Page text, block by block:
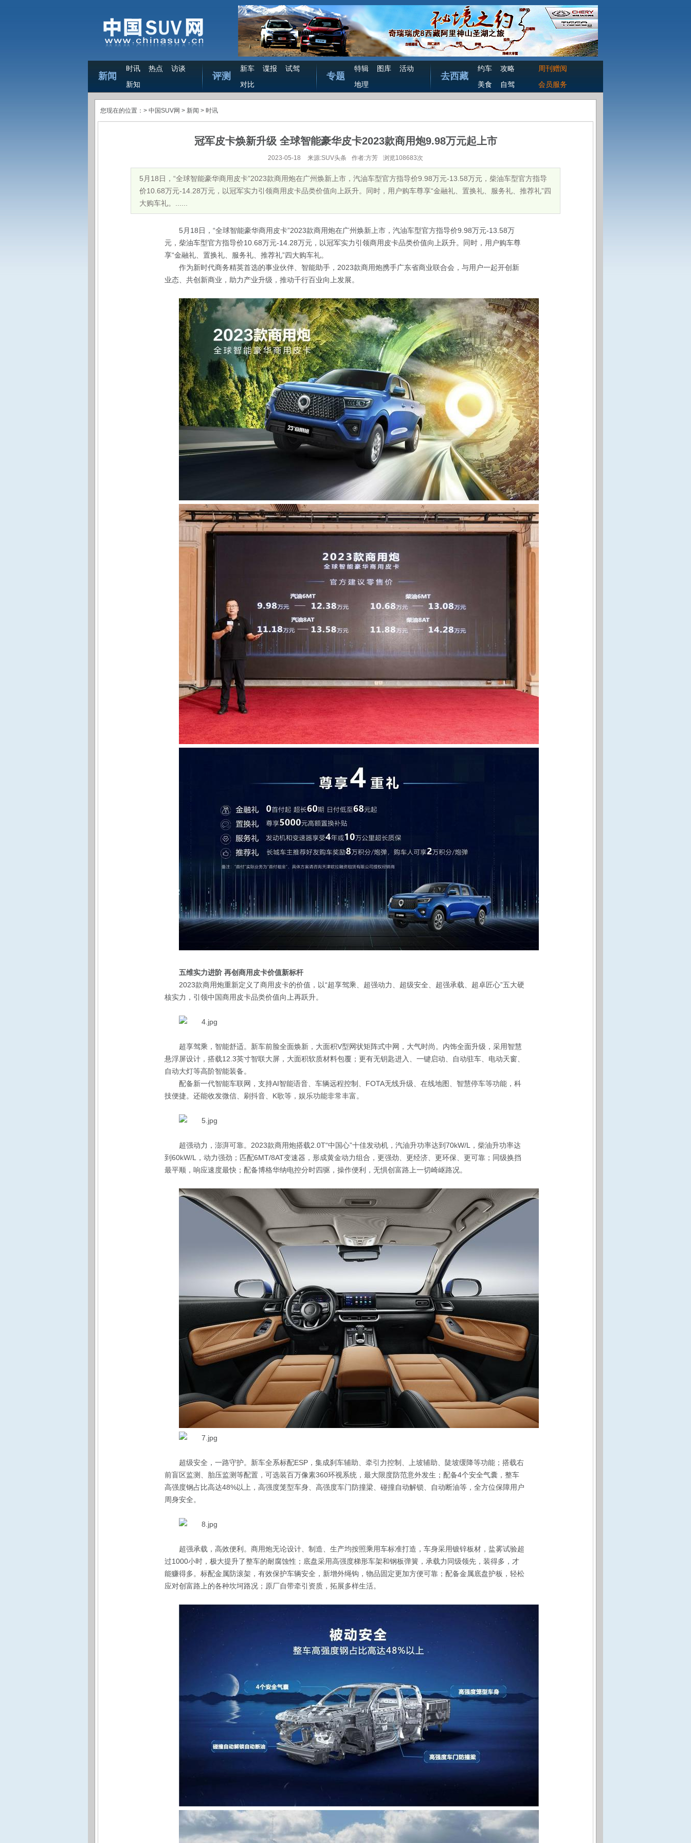
新闻
时讯 热点
访谈
新知
评测
新车 谍报
试驾
对比
专题
特辑 图库
活动
地理
去西藏
约车
攻略
美食
自驾
周刊赠阅
会员服务
您现在的位置：> 中国SUV网 > 新闻 > 时讯
冠军皮卡焕新升级 全球智能豪华皮卡2023款商用炮9.98万元起上市
2023-05-18 来源:SUV头条 作者:方芳 浏览108683次
5月18日，“全球智能豪华商用皮卡”2023款商用炮在广州焕新上市，汽油车型官方指导价9.98万元-13.58万元，柴油车型官方指导
价10.68万元-14.28万元，以冠军实力引领商用皮卡品类价值向上跃升。同时，用户购车尊享“金融礼、置换礼、服务礼、推荐礼”四
大购车礼。......
5 月18日，“全球智能豪华商用皮卡”2023款商用炮在广州焕新上市，汽油车型官方指导价9.98万元-13.58万
元，柴油车型官方指导价10.68万元-14.28万元，以冠军实力引领商用皮卡品类价值向上跃升。同时，用户购车尊
享“金融礼、置换礼、服务礼、推荐礼”四大购车礼。
作为新时代商务精英首选的事业伙伴、智能助手，2023款商用炮携手广东省商业联合会，与用户一起开创新
业态、共创新商业，助力产业升级，推动千行百业向上发展。
五维实力进阶 再创商用皮卡价值新标杆
2023款商用炮重新定义了商用皮卡的价值，以“超享驾乘、超强动力、超级安全、超强承载、超卓匠心”五大硬
核实力，引领中国商用皮卡品类价值向上再跃升。
超享驾乘，智能舒适。新车前脸全面焕新，大面积V型网状矩阵式中网，大气时尚。内饰全面升级，采用智慧
悬浮屏设计，搭载12.3英寸智联大屏，大面积软质材料包覆；更有无钥匙进入、一键启动、自动驻车、电动天窗、
自动大灯等高阶智能装备。
配备新一代智能车联网，支持AI智能语音、车辆远程控制、FOTA无线升级、在线地图、智慧停车等功能，科
技便捷。还能收发微信、刷抖音、K歌等，娱乐功能非常丰富。
超强动力，澎湃可靠。2023款商用炮搭载2.0T“中国心”十佳发动机，汽油升功率达到70kW/L，柴油升功率达
到60kW/L，动力强劲；匹配6MT/8AT变速器，形成黄金动力组合，更强劲、更经济、更环保、更可靠；同级换挡
最平顺，响应速度最快；配备博格华纳电控分时四驱，操作便利，无惧创富路上一切崎岖路况。
超级安全，一路守护。新车全系标配ESP，集成刹车辅助、牵引力控制、上坡辅助、陡坡缓降等功能；搭载右
前盲区监测、胎压监测等配置，可选装百万像素360环视系统，最大限度防范意外发生；配备4个安全气囊，整车
高强度钢占比高达48%以上，高强度笼型车身、高强度车门防撞梁、碰撞自动解锁、自动断油等，全方位保障用户
周身安全。
超强承载，高效便利。商用炮无论设计、制造、生产均按照乘用车标准打造，车身采用镀锌板材，盐雾试验超
过1000小时，极大提升了整车的耐腐蚀性；底盘采用高强度梯形车架和钢板弹簧，承载力同级领先，装得多，才
能赚得多。标配金属防滚架，有效保护车辆安全，新增外绳钩，物品固定更加方便可靠；配备金属底盘护板，轻松
应对创富路上的各种坎坷路况；原厂自带牵引资质，拓展多样生活。